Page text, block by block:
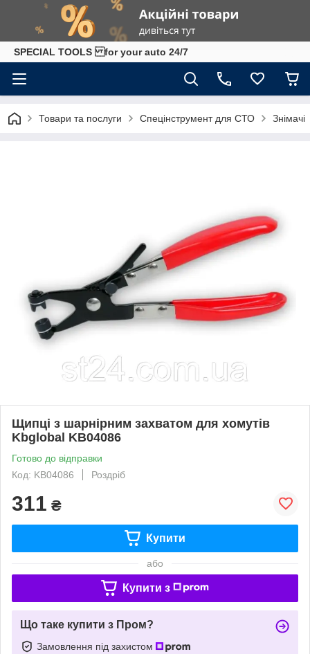
SPECIAL TOOLS for your auto 24/7
Товари та послуги Спецінструмент для СТО Знімачі
Щипці з шарнірним захватом для хомутів
Kbglobal KB04086
Готово до відправки
Код: KB04086
Роздріб
311 ₴
Купити
або
Купити з
Що таке купити з Пром?
Замовлення під захистом